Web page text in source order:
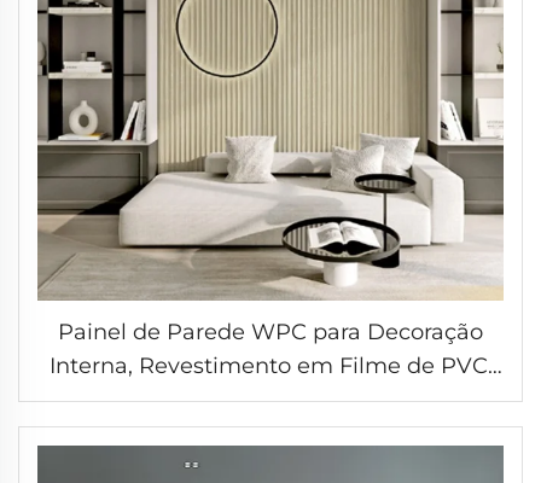
Painel de Parede WPC para Decoração
Interna, Revestimento em Filme de PVC,
Compósito de Fibra de Bambu, Excelente
Revestimento para Parede, Painel de
Parede com Ranhuras